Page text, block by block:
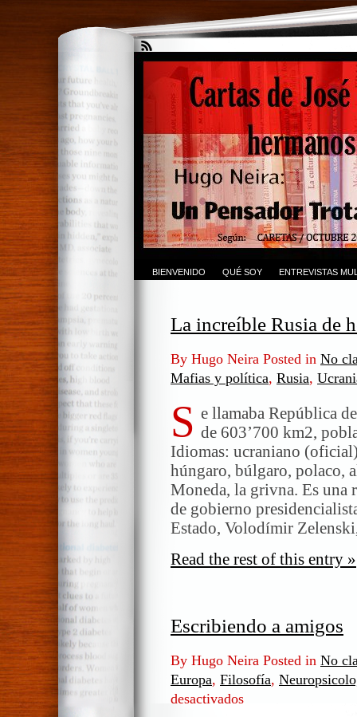
BIENVENIDO QUÉ SOY ENTREVISTAS
La increíble Rusia de
By Hugo Neira Posted in No
Mafias y política, Rusia,
S e llamaba República
de 603’700 km2,
Idiomas: ucraniano
húngaro, búlgaro, polaco,
Moneda, la grivna. Es una
de gobierno
Estado, Volodímir
Read the rest of this entry »
Escribiendo a amigos
By Hugo Neira Posted in No
Europa, Filosofía,
desactivados